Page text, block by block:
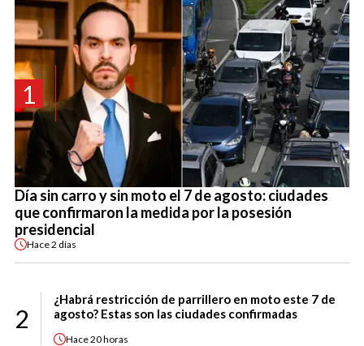
1
Día sin carro y sin moto el 7 de agosto: ciudades
que confirmaron la medida por la posesión
presidencial
Hace2 días
2
¿Habrá restricción de parrillero en moto este 7 de
agosto? Estas son las ciudades confirmadas
Hace20 horas